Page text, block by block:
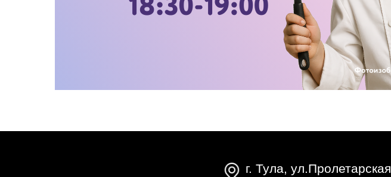
г. Тула, ул.Пролетарская